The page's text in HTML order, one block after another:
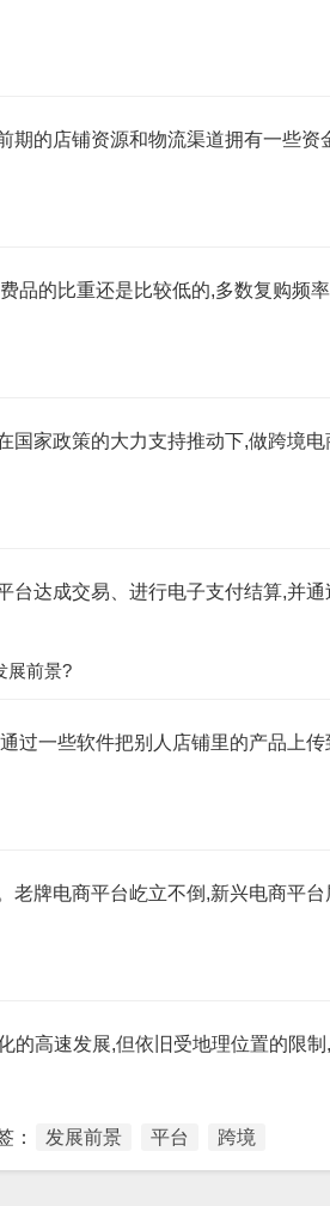
的店铺资源和物流渠道拥有一些
品的比重还是比较低的,多数复购频
国家政策的大力支持推动下,做跨境
台达成交易、进行电子支付结算,并
展前景?
过一些软件把别人店铺里的产品上
老牌电商平台屹立不倒,新兴电商平
的高速发展,但依旧受地理位置的限
： 发展前景 平台 跨境